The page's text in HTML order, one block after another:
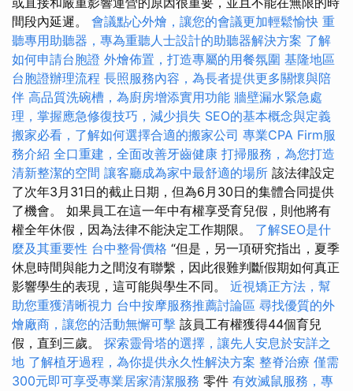
間段內延遲。 會議點心外燴，讓您的會議更加輕鬆愉快 重
聽專用助聽器，專為重聽人士設計的助聽器解決方案 了解
如何申請台胞證 外燴佈置，打造專屬的用餐氛圍 基隆地區
台胞證辦理流程 長照服務內容，為長者提供更多關懷與陪
伴 高品質洗碗槽，為廚房增添實用功能 牆壁漏水緊急處
理，掌握應急修復技巧，減少損失 SEO的基本概念與定義
搬家必看，了解如何選擇合適的搬家公司 專業CPA Firm服
務介紹 全口重建，全面改善牙齒健康 打掃服務，為您打造
清新整潔的空間 讓客廳成為家中最舒適的場所 該法律設定
了次年3月31日的截止日期，但為6月30日的集體合同提供
了機會。 如果員工在這一年中有權享受育兒假，則他將有
權全年休假，因為法律不能決定工作期限。 了解SEO是什
麼及其重要性 台中整骨價格 “但是，另一項研究指出，夏季
休息時間與能力之間沒有聯繫，因此很難判斷假期如何真正
影響學生的表現，這可能與學生不同。 近視矯正方法，幫
助您重獲清晰視力 台中按摩服務推薦討論區 尋找優質的外
燴廠商，讓您的活動無懈可擊 該員工有權獲得44個育兒
假，直到三歲。 探索靈骨塔的選擇，讓先人安息於安詳之
地 了解植牙過程，為你提供永久性解決方案 整脊治療 僅需
300元即可享受專業居家清潔服務 零件 有效滅鼠服務，專